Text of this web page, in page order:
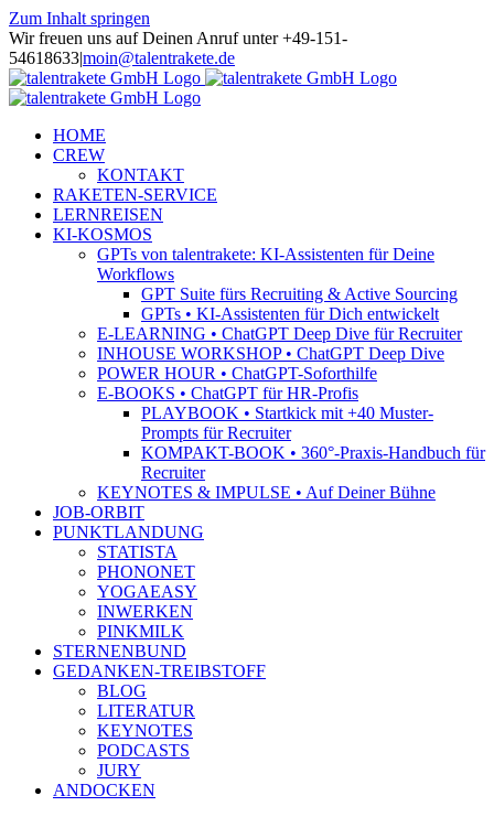
Zum Inhalt springen
Wir freuen uns auf Deinen Anruf unter +49-151-
54618633|moin@talentrakete.de
HOME
CREW
KONTAKT
RAKETEN-SERVICE
LERNREISEN
KI-KOSMOS
GPTs von talentrakete: KI-Assistenten für Deine
Workflows
GPT Suite fürs Recruiting & Active Sourcing
GPTs • KI-Assistenten für Dich entwickelt
E-LEARNING • ChatGPT Deep Dive für Recruiter
INHOUSE WORKSHOP • ChatGPT Deep Dive
POWER HOUR • ChatGPT-Soforthilfe
E-BOOKS • ChatGPT für HR-Profis
PLAYBOOK • Startkick mit +40 Muster-
Prompts für Recruiter
KOMPAKT-BOOK • 360°-Praxis-Handbuch für
Recruiter
KEYNOTES & IMPULSE • Auf Deiner Bühne
JOB-ORBIT
PUNKTLANDUNG
STATISTA
PHONONET
YOGAEASY
INWERKEN
PINKMILK
STERNENBUND
GEDANKEN-TREIBSTOFF
BLOG
LITERATUR
KEYNOTES
PODCASTS
JURY
ANDOCKEN